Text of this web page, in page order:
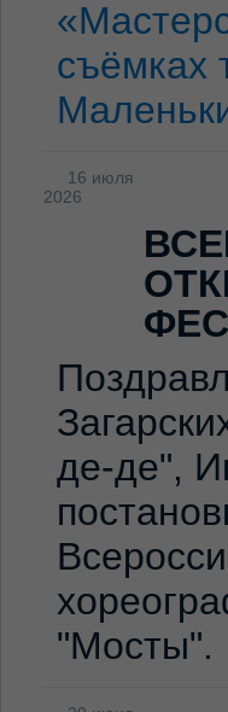
съёмках
16 июля
2026
де-де",
"Мосты".